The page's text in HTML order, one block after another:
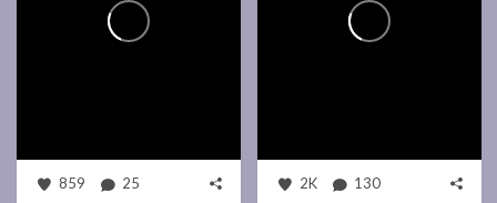
859 25 2K 130